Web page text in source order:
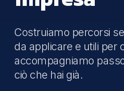
Costruiamo percorsi
da applicare e utili per
accompagniamo
ciò che hai già.